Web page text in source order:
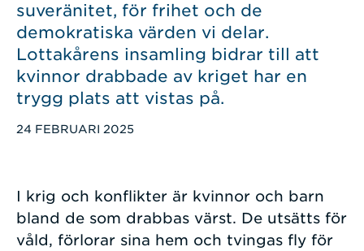
suveränitet, för frihet och de
demokratiska värden vi delar.
Lottakårens insamling bidrar till att
kvinnor drabbade av kriget har en
trygg plats att vistas på.
PUBLICERAD
24 FEBRUARI 2025
I krig och konflikter är kvinnor och barn
bland de som drabbas värst. De utsätts för
våld, förlorar sina hem och tvingas fly för